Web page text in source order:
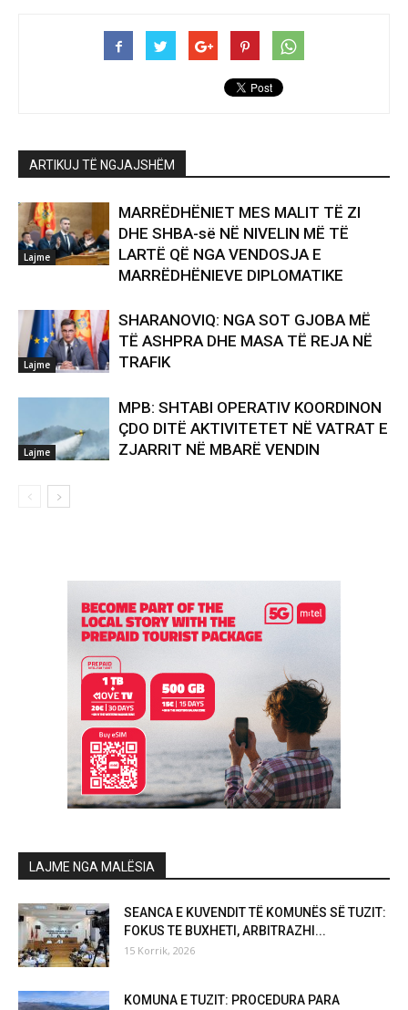
ARTIKUJ TË NGJAJSHËM
Lajme
MARRËDHËNIET MES MALIT TË ZI
DHE SHBA-së NË NIVELIN MË TË
LARTË QË NGA VENDOSJA E
MARRËDHËNIEVE DIPLOMATIKE
Lajme
SHARANOVIQ: NGA SOT GJOBA MË
TË ASHPRA DHE MASA TË REJA NË
TRAFIK
Lajme
MPB: SHTABI OPERATIV KOORDINON
ÇDO DITË AKTIVITETET NË VATRAT E
ZJARRIT NË MBARË VENDIN
LAJME NGA MALËSIA
SEANCA E KUVENDIT TË KOMUNËS SË TUZIT:
FOKUS TE BUXHETI, ARBITRAZHI...
15 Korrik, 2026
KOMUNA E TUZIT: PROCEDURA PARA